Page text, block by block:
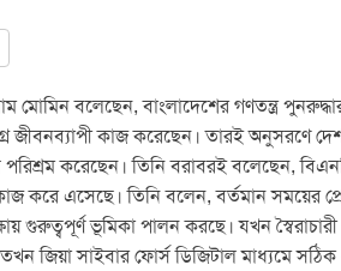
বলেছেন, বাংলাদেশের গণতন্ত্র
জীবনব্যাপী কাজ করেছেন। তারই অনুসরণে
পরিশ্রম করেছেন। তিনি বরাবরই বলেছেন,
করে এসেছে। তিনি বলেন, বর্তমান সময়ের
গুরুত্বপূর্ণ ভূমিকা পালন করছে। যখন
তখন জিয়া সাইবার ফোর্স ডিজিটাল মাধ্যমে